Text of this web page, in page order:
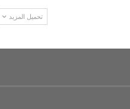
تحميل المزيد